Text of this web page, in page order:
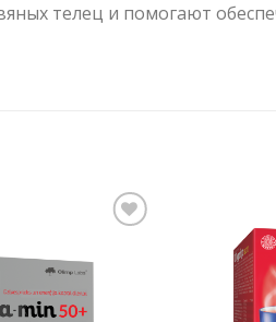
телец и помогают
sarakstam